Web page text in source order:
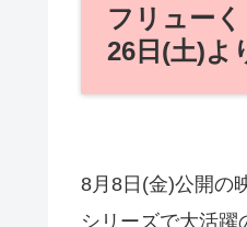
フリュー
26日(土)よ
8月8日(金)公開の
シリーズで大活躍